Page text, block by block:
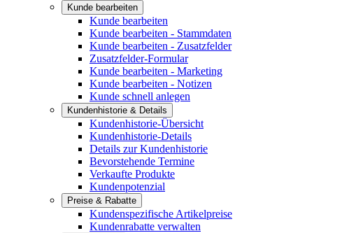
Kunde bearbeiten
Kunde bearbeiten
Kunde bearbeiten - Stammdaten
Kunde bearbeiten - Zusatzfelder
Zusatzfelder-Formular
Kunde bearbeiten - Marketing
Kunde bearbeiten - Notizen
Kunde schnell anlegen
Kundenhistorie & Details
Kundenhistorie-Übersicht
Kundenhistorie-Details
Details zur Kundenhistorie
Bevorstehende Termine
Verkaufte Produkte
Kundenpotenzial
Preise & Rabatte
Kundenspezifische Artikelpreise
Kundenrabatte verwalten